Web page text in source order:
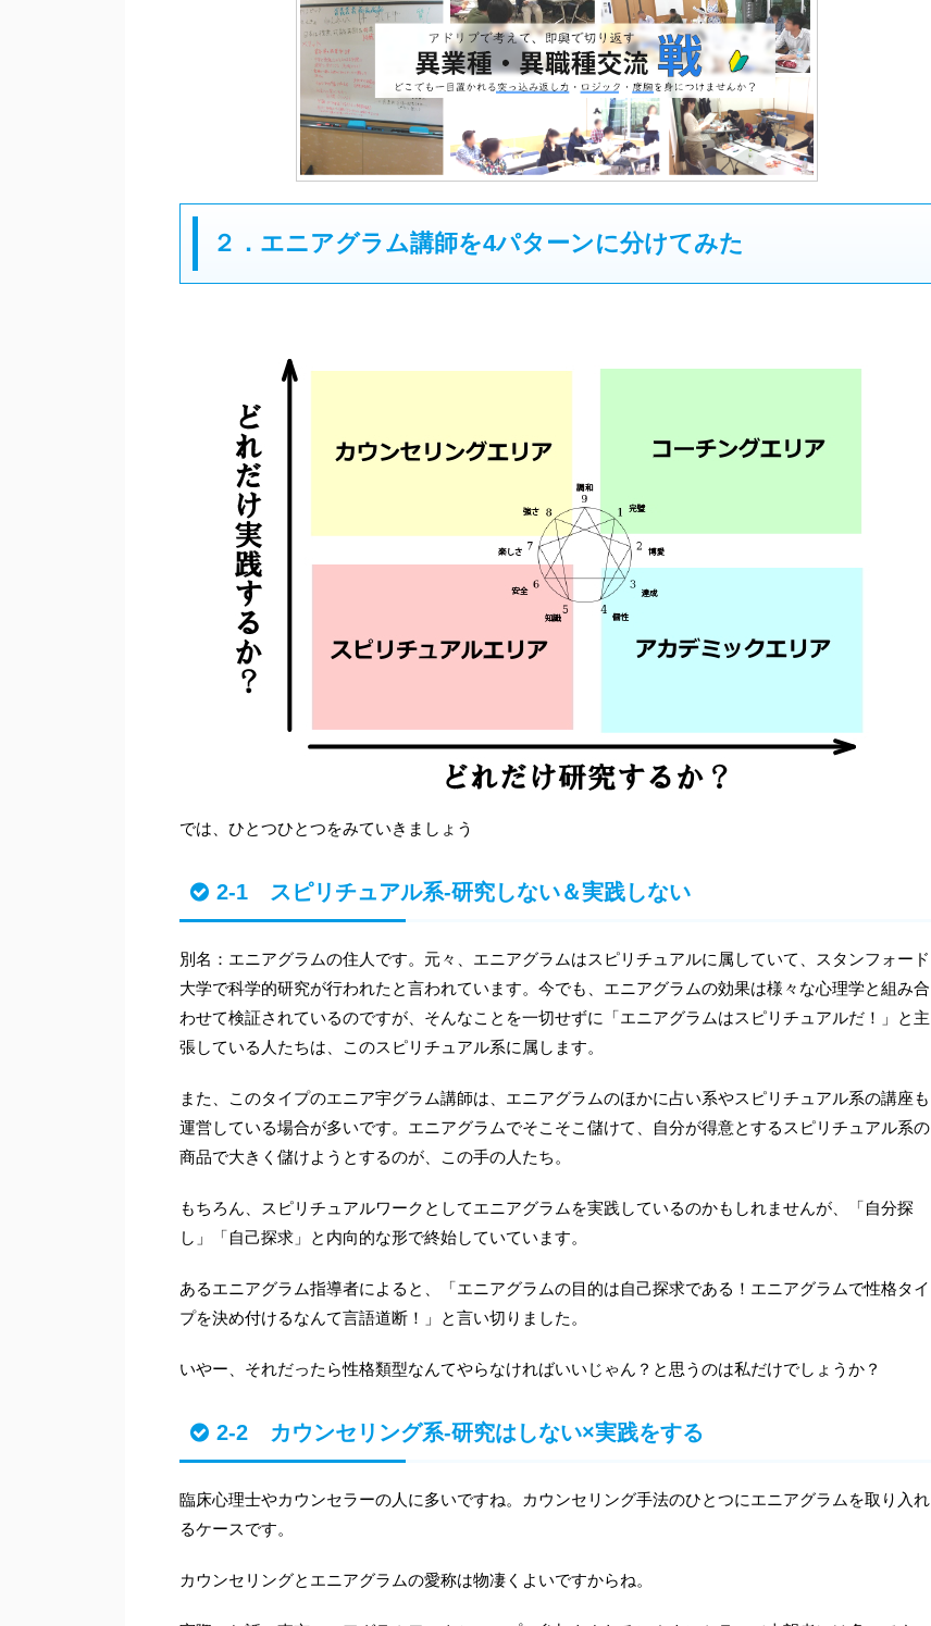
２．エニアグラム講師を4パターンに分けてみた
では、ひとつひとつをみていきましょう
2-1 スピリチュアル系-研究しない＆実践しない
別名：エニアグラムの住人です。元々、エニアグラムはスピリチュアルに属していて、スタンフォード
大学で科学的研究が行われたと言われています。今でも、エニアグラムの効果は様々な心理学と組み合
わせて検証されているのですが、そんなことを一切せずに「エニアグラムはスピリチュアルだ！」と主
張している人たちは、このスピリチュアル系に属します。
また、このタイプのエニア宇グラム講師は、エニアグラムのほかに占い系やスピリチュアル系の講座も
運営している場合が多いです。エニアグラムでそこそこ儲けて、自分が得意とするスピリチュアル系の
商品で大きく儲けようとするのが、この手の人たち。
もちろん、スピリチュアルワークとしてエニアグラムを実践しているのかもしれませんが、「自分探
し」「自己探求」と内向的な形で終始していています。
あるエニアグラム指導者によると、「エニアグラムの目的は自己探求である！エニアグラムで性格タイ
プを決め付けるなんて言語道断！」と言い切りました。
いやー、それだったら性格類型なんてやらなければいいじゃん？と思うのは私だけでしょうか？
2-2 カウンセリング系-研究はしない×実践をする
臨床心理士やカウンセラーの人に多いですね。カウンセリング手法のひとつにエニアグラムを取り入れ
るケースです。
カウンセリングとエニアグラムの愛称は物凄くよいですからね。